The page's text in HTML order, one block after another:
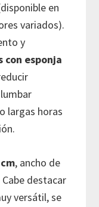
en
variados).
y
con esponja
largas horas
, ancho de
destacar
versátil, se